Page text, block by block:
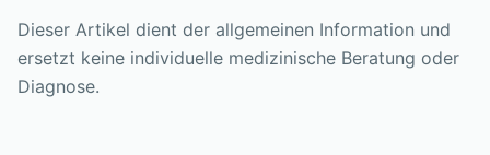
Dieser Artikel dient der allgemeinen Information und
ersetzt keine individuelle medizinische Beratung oder
Diagnose.